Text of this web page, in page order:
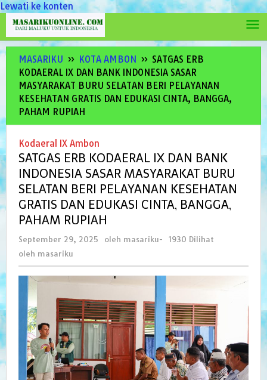
Lewati ke konten
MASARIKU » KOTA AMBON » SATGAS ERB
KODAERAL IX DAN BANK INDONESIA SASAR
MASYARAKAT BURU SELATAN BERI PELAYANAN
KESEHATAN GRATIS DAN EDUKASI CINTA, BANGGA,
PAHAM RUPIAH
Kodaeral IX Ambon
SATGAS ERB KODAERAL IX DAN BANK
INDONESIA SASAR MASYARAKAT BURU
SELATAN BERI PELAYANAN KESEHATAN
GRATIS DAN EDUKASI CINTA, BANGGA,
PAHAM RUPIAH
September 29, 2025 oleh masariku-
1930 Dilihat
oleh masariku